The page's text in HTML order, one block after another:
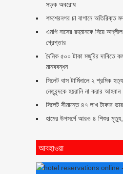
সড়ক অবরোধ
শমশেরনগর চা বাগানে অতিরিক্ত
এমপি নাসের রহমানকে নিয়ে
গ্রেপ্তার
দৈনিক ৫০০ টাকা মজুরির দাবিতে
মানববন্ধন
সিলেট বাস টার্মিনালে ২ শ্রমিক
নেতৃবৃন্দকে হয়রানি না করার আহবান
সিলেট সীমান্তে ৪৭ লাখ টাকার
হামের উপসর্গে আরও ৪ শিশুর
আবহাওয়া